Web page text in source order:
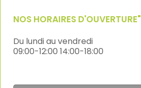
NOS HORAIRES D'OUVERTURE"
Du lundi au vendredi
09:00-12:00 14:00-18:00